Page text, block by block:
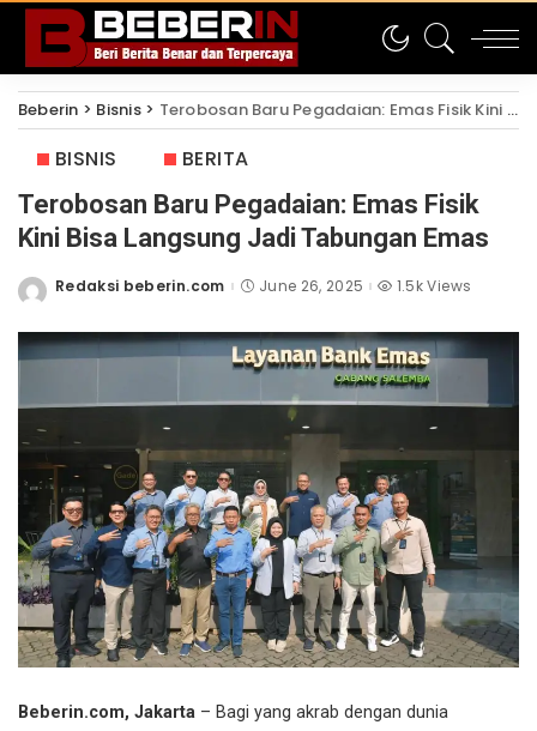
Beberin > Bisnis> Terobosan Baru Pegadaian: Emas Fisik Kini Bisa Langsung Jadi Tabungan Emas
BISNIS BERITA
Terobosan Baru Pegadaian: Emas Fisik
Kini Bisa Langsung Jadi Tabungan Emas
Posted
Redaksi beberin.com June 26, 2025 1.5k Views
Beberin.com, Jakarta – Bagi yang akrab dengan dunia